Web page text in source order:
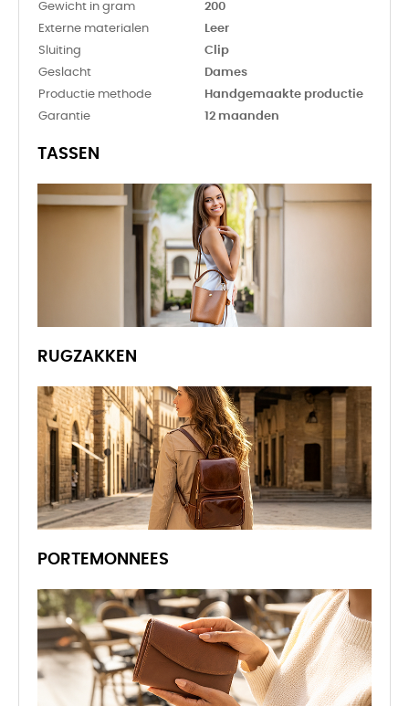
Gewicht in gram
200
Externe materialen
Leer
Sluiting
Clip
Geslacht
Dames
Productie methode
Handgemaakte productie
Garantie
12 maanden
TASSEN
RUGZAKKEN
PORTEMONNEES